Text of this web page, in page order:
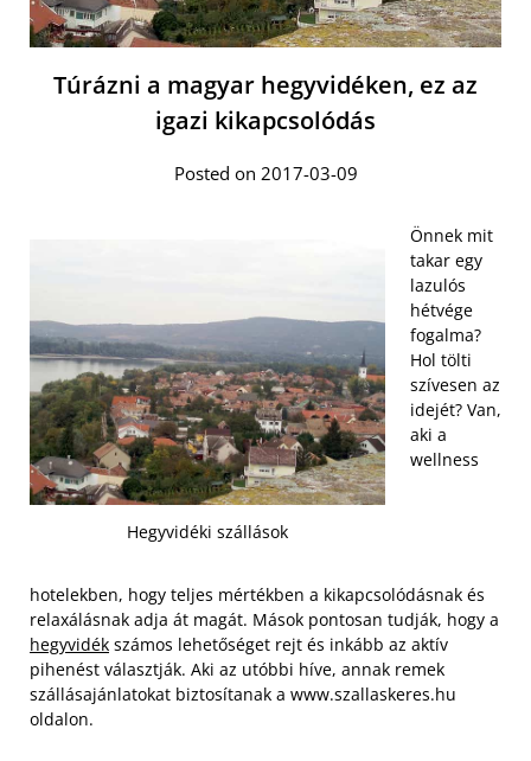
Túrázni a magyar hegyvidéken, ez az
igazi kikapcsolódás
Posted on 2017-03-09
Hegyvidéki szállások
Önnek mit
takar egy
lazulós
hétvége
fogalma?
Hol tölti
szívesen az
idejét? Van,
aki a
wellness
hotelekben, hogy teljes mértékben a kikapcsolódásnak és
relaxálásnak adja át magát. Mások pontosan tudják, hogy a
hegyvidék számos lehetőséget rejt és inkább az aktív
pihenést választják. Aki az utóbbi híve, annak remek
szállásajánlatokat biztosítanak a www.szallaskeres.hu
oldalon.